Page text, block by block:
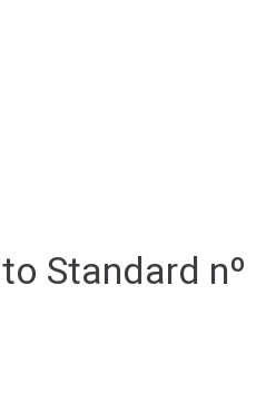
Standard nº